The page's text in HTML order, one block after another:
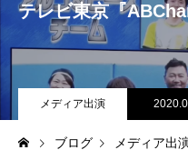
企業理念
事業内容
お知らせ・実績
テレビ東京『
メディア出演
ブログ メディア出